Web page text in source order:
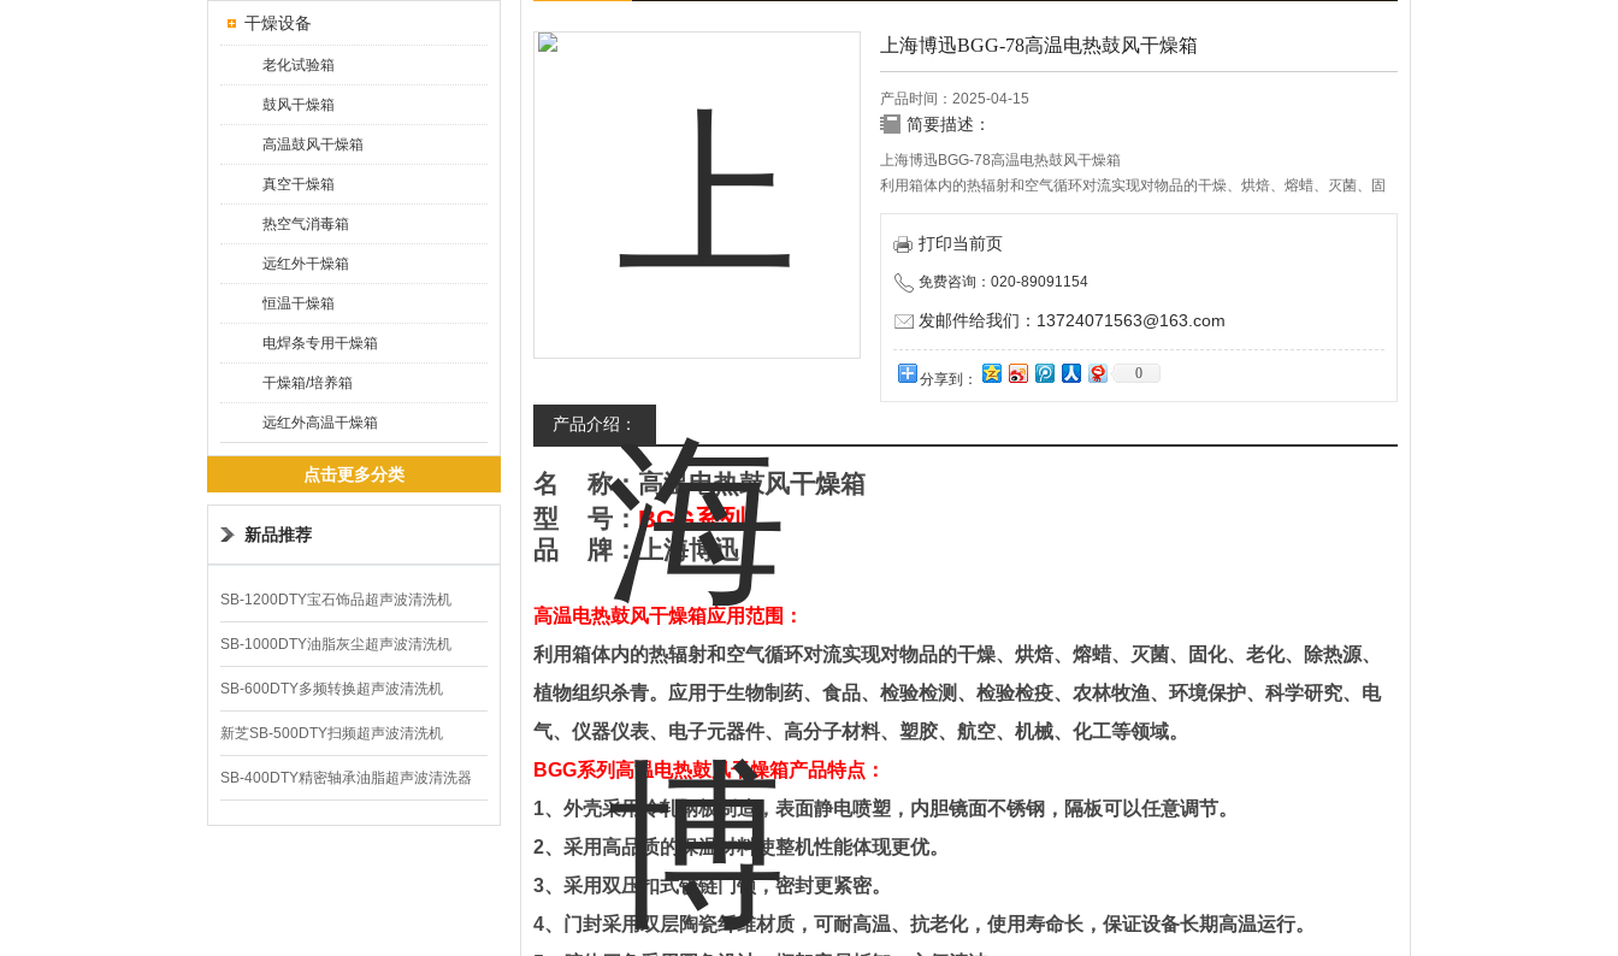
干燥设备
老化试验箱
鼓风干燥箱
高温鼓风干燥箱
真空干燥箱
热空气消毒箱
远红外干燥箱
恒温干燥箱
电焊条专用干燥箱
干燥箱/培养箱
远红外高温干燥箱
点击更多分类
新品推荐
SB-1200DTY宝石饰品超声波清洗机
SB-1000DTY油脂灰尘超声波清洗机
SB-600DTY多频转换超声波清洗机
新芝SB-500DTY扫频超声波清洗机
SB-400DTY精密轴承油脂超声波清洗器
上海博迅BGG-78高温电热鼓风干燥箱
产品时间：2025-04-15
简要描述：
上海博迅BGG-78高温电热鼓风干燥箱
利用箱体内的热辐射和空气循环对流实现对物品的干燥、烘焙、熔蜡、灭菌、固
化、老化、除热源、植物组织杀青。应用于生物制药、食品、检验检测、检验检
疫、农林牧渔、环境保护、科学研究、电气、仪器仪表、电子元器件、高分子材
打印当前页
免费咨询：020-89091154
发邮件给我们：13724071563@163.com
分享到： 0
产品介绍：
名 称： 高温电热鼓风干燥箱
型
号： BGG系列
品
牌：上海博迅
高温电热鼓风干燥箱应用范围：
利用箱体内的热辐射和空气循环对流实现对物品的干燥、烘焙、熔蜡、灭菌、固化、老化、除热源、
植物组织杀青。应用于生物制药、食品、检验检测、检验检疫、农林牧渔、环境保护、科学研究、电
气、仪器仪表、电子元器件、高分子材料、塑胶、航空、机械、化工等领域。
BGG系列高温电热鼓风干燥箱产品特点：
1、 外壳采用冷轧钢板制造，表面静电喷塑，内胆镜面不锈钢，隔板可以任意调节。
2、 采用高品质的保温材料使整机性能体现更优。
3、 采用双压扣式铰链门锁，密封更紧密。
4、 门封采用双层陶瓷纤维材质，可耐高温、抗老化，使用寿命长，保证设备长期高温运行。